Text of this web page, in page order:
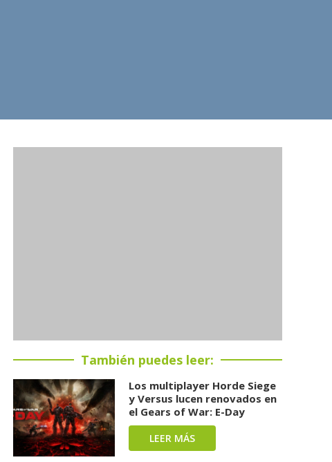
También puedes leer:
Los multiplayer Horde Siege
y Versus lucen renovados en
el Gears of War: E-Day
LEER MÁS